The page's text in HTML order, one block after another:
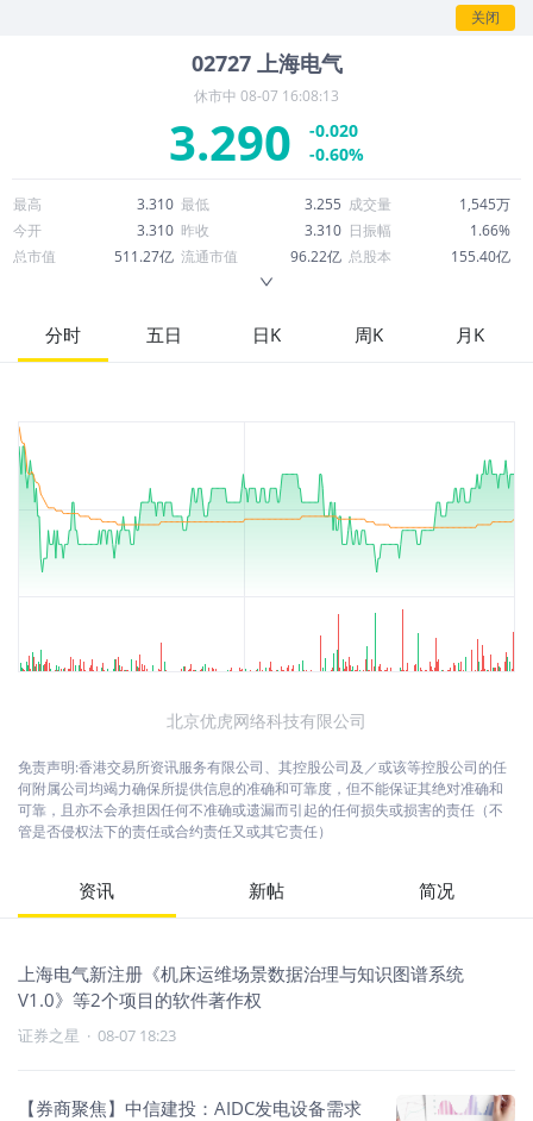
关闭
02727 上海电气
休市中 08-07 16:08:13
3.290
-0.020
-0.60%
最高 3.310 最低 3.255 成交量
1,545万
今开
3.310 昨收 3.310 日振幅
1.66%
总市值
511.27亿 流通市值 96.22亿 总股本
155.40亿
52周最高
5.686 市盈率
36.49
股息
分时 五日 日K 周K 月K
北京优虎网络科技有限公司
免责声明:香港交易所资讯服务有限公司、其控股公司及／或该等控股公司的任
何附属公司均竭力确保所提供信息的准确和可靠度，但不能保证其绝对准确和
可靠，且亦不会承担因任何不准确或遗漏而引起的任何损失或损害的责任（不
管是否侵权法下的责任或合约责任又或其它责任）
资讯 新帖 简况
上海电气新注册《机床运维场景数据治理与知识图谱系统
V1.0》等2个项目的软件著作权
证券之星 · 08-07 18:23
【券商聚焦】中信建投：AIDC发电设备需求